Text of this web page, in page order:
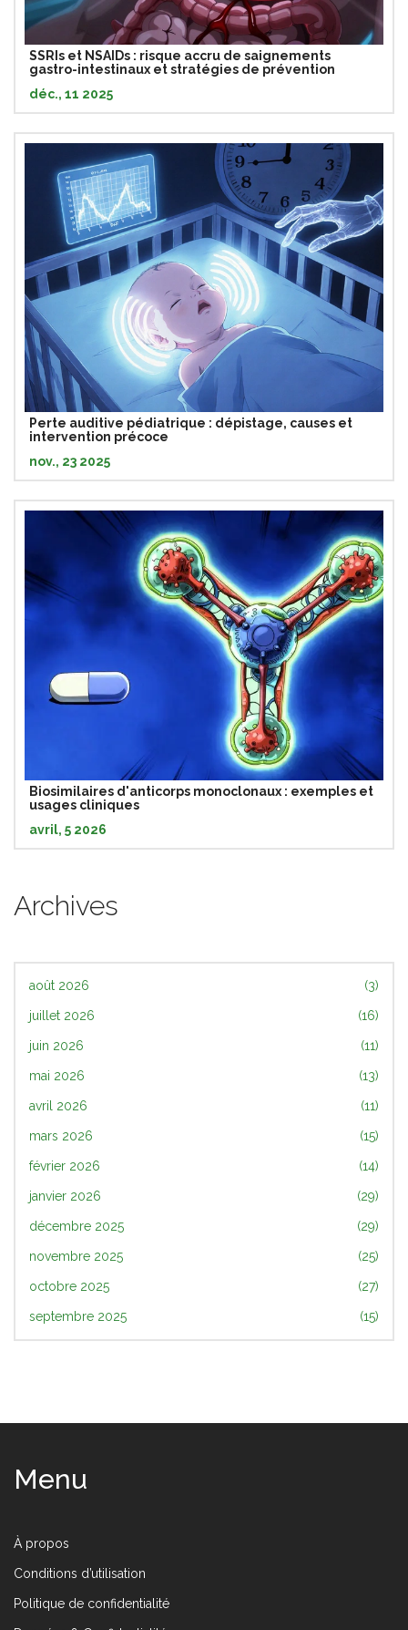
SSRIs et NSAIDs : risque accru de saignements
gastro-intestinaux et stratégies de prévention
déc., 11 2025
Perte auditive pédiatrique : dépistage, causes et
intervention précoce
nov., 23 2025
Biosimilaires d'anticorps monoclonaux : exemples et
usages cliniques
avril, 5 2026
Archives
août 2026 (3)
juillet 2026 (16)
juin 2026 (11)
mai 2026 (13)
avril 2026 (11)
mars 2026 (15)
février 2026 (14)
janvier 2026 (29)
décembre 2025 (29)
novembre 2025 (25)
octobre 2025 (27)
septembre 2025 (15)
Menu
À propos
Conditions d’utilisation
Politique de confidentialité